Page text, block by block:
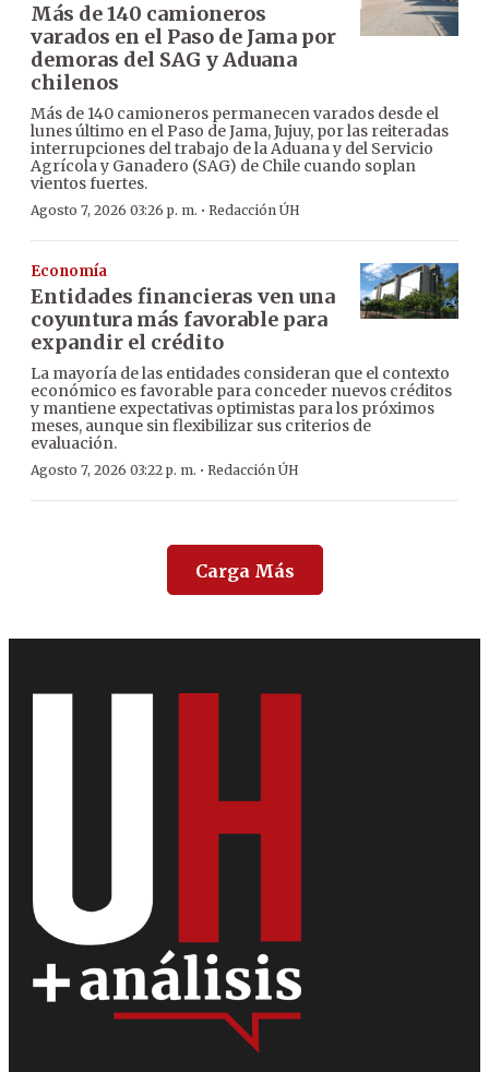
Más de 140 camioneros
varados en el Paso de Jama por
demoras del SAG y Aduana
chilenos
Más de 140 camioneros permanecen varados desde el
lunes último en el Paso de Jama, Jujuy, por las reiteradas
interrupciones del trabajo de la Aduana y del Servicio
Agrícola y Ganadero (SAG) de Chile cuando soplan
vientos fuertes.
Agosto 7, 2026 03:26 p. m. · Redacción ÚH
Economía
Entidades financieras ven una
coyuntura más favorable para
expandir el crédito
La mayoría de las entidades consideran que el contexto
económico es favorable para conceder nuevos créditos
y mantiene expectativas optimistas para los próximos
meses, aunque sin flexibilizar sus criterios de
evaluación.
Agosto 7, 2026 03:22 p. m. · Redacción ÚH
Carga Más